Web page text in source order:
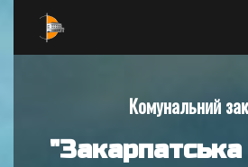
Комунальний